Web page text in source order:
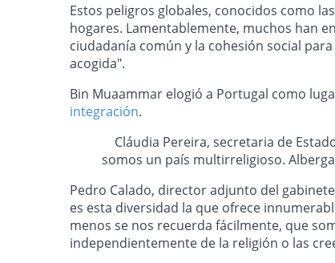
Estos peligros globales, conocidos como
hogares. Lamentablemente, muchos han
ciudadanía común y la cohesión social
acogida".
Bin Muaammar elogió a Portugal como
integración.
Cláudia Pereira, secretaria de
somos un país multirreligioso.
Pedro Calado, director adjunto del
es esta diversidad la que ofrece
menos se nos recuerda fácilmente, que
independientemente de la religión o las